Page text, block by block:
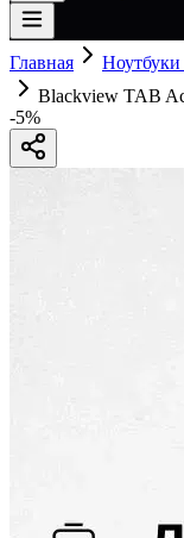
Главная
Blackview TAB
-5%